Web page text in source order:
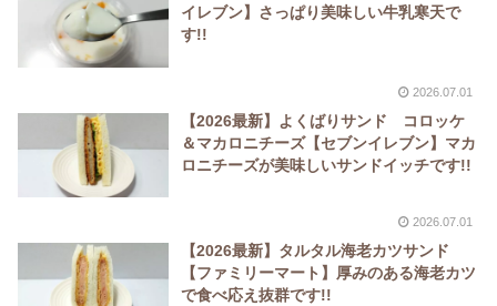
イレブン】さっぱり美味しい牛乳寒天で
す!!
2026.07.01
【2026最新】よくばりサンド コロッケ
＆マカロニチーズ【セブンイレブン】マカ
ロニチーズが美味しいサンドイッチです!!
2026.07.01
【2026最新】タルタル海老カツサンド
【ファミリーマート】厚みのある海老カツ
で食べ応え抜群です!!